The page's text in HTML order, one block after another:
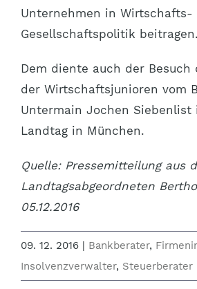
Unternehmen in Wirtschafts-
Gesellschaftspolitik beitragen.
Dem diente auch der Besuch
der Wirtschaftsjunioren vom
Untermain Jochen Siebenlist
Landtag in München.
Quelle: Pressemitteilung aus
Landtagsabgeordneten
05.12.2016
09. 12. 2016 | Bankberater,
Insolvenzverwalter, Steuerberater